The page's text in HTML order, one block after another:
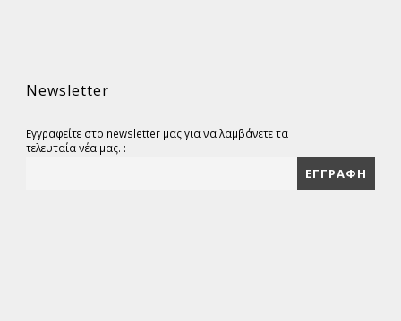
Newsletter
Εγγραφείτε στο newsletter μας για να λαμβάνετε τα
τελευταία νέα μας. :